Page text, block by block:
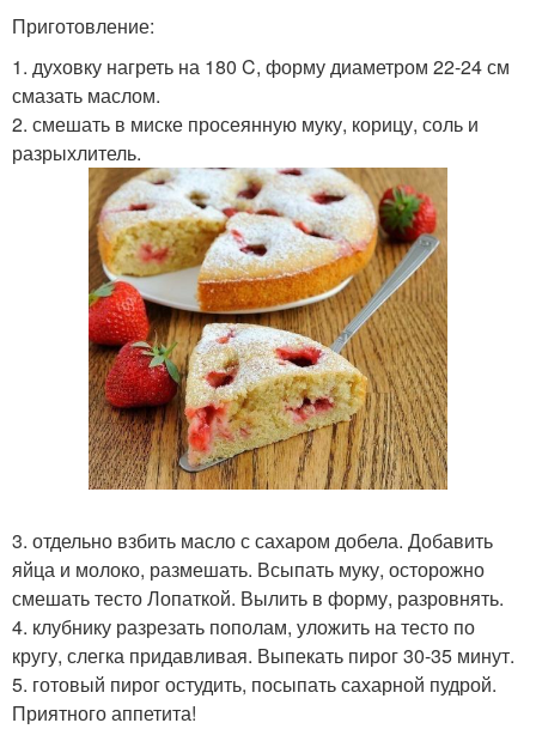
Приготовление:
1. духовку нагреть на 180 C, форму диаметром 22-24 см
смазать маслом.
2. смешать в миске просеянную муку, корицу, соль и
разрыхлитель.
3. отдельно взбить масло с сахаром добела. Добавить
яйца и молоко, размешать. Всыпать муку, осторожно
смешать тесто Лопаткой. Вылить в форму, разровнять.
4. клубнику разрезать пополам, уложить на тесто по
кругу, слегка придавливая. Выпекать пирог 30-35 минут.
5. готовый пирог остудить, посыпать сахарной пудрой.
Приятного аппетита!